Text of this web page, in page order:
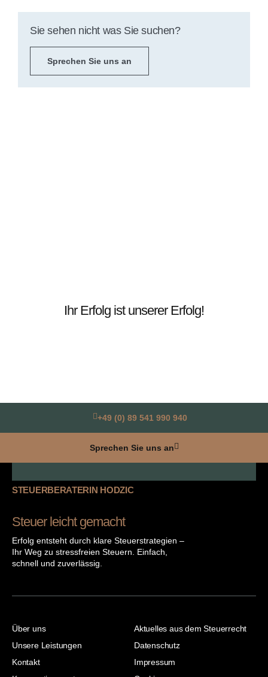
Sie sehen nicht was Sie suchen?
Sprechen Sie uns an
Ihr Erfolg ist unserer Erfolg!
+49 (0) 89 541 990 940
Sprechen Sie uns an
STEUERBERATERIN HODZIC
Steuer leicht gemacht
Erfolg entsteht durch klare Steuerstrategien –
Ihr Weg zu stressfreien Steuern. Einfach,
schnell und zuverlässig.
Über uns
Unsere Leistungen
Kontakt
Aktuelles aus dem Steuerrecht
Datenschutz
Impressum